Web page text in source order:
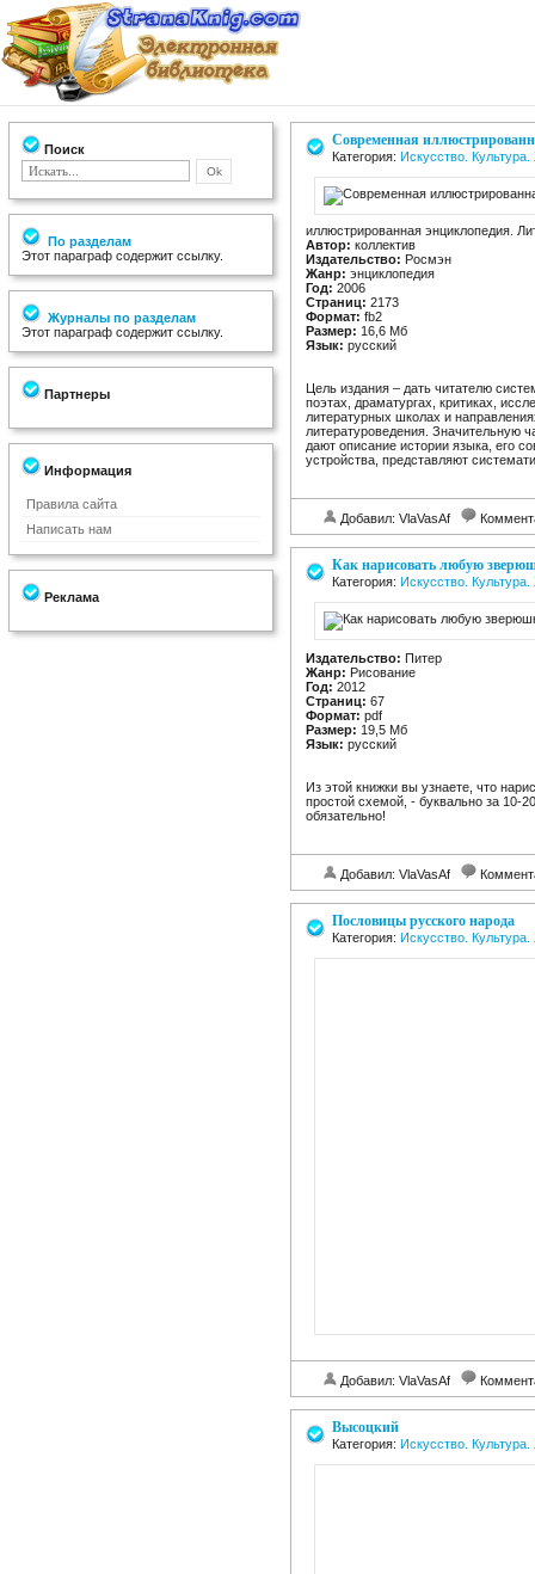
Поиск
По разделам
Этот параграф содержит ссылку.
Журналы по разделам
Этот параграф содержит ссылку.
Партнеры
Информация
Правила сайта
Написать нам
Реклама
Современная
Категория: Искусство.
иллюстрированная энциклопедия.
Автор: коллектив
Издательство: Росмэн
Жанр: энциклопедия
Год: 2006
Страниц: 2173
Формат: fb2
Размер: 16,6 Мб
Язык: русский
Цель издания – дать читателю
поэтах, драматургах, критиках,
литературных школах и
литературоведения. Значительную
дают описание истории языка, его
устройства, представляют
Добавил: VlaVasAf
Как нарисовать любую
Категория: Искусство.
Издательство: Питер
Жанр: Рисование
Год: 2012
Страниц: 67
Формат: pdf
Размер: 19,5 Мб
Язык: русский
Из этой книжки вы узнаете, что
простой схемой, - буквально за 10-
обязательно!
Добавил: VlaVasAf
Пословицы русского народа
Категория: Искусство.
Добавил: VlaVasAf
Высоцкий
Категория: Искусство.